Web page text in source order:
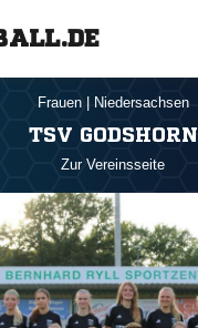
Frauen Niedersachsen
TSV GODSHORN
Zur Vereinsseite